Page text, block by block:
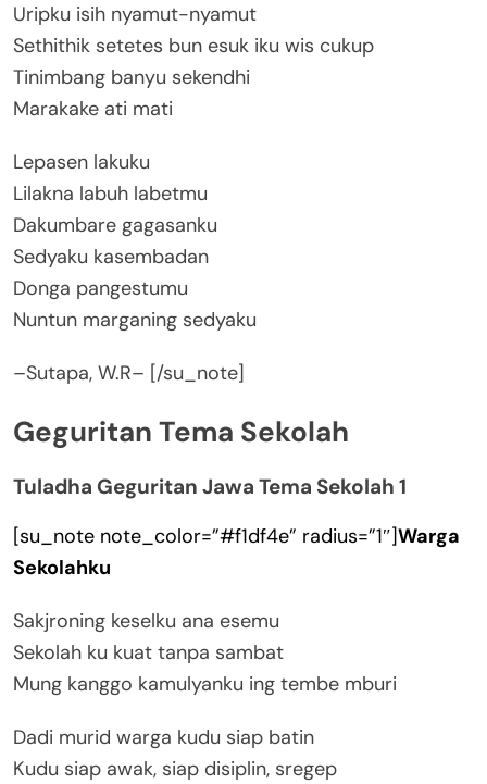
Uripku isih nyamut-nyamut
Sethithik setetes bun esuk iku wis cukup
Tinimbang banyu sekendhi
Marakake ati mati
Lepasen lakuku
Lilakna labuh labetmu
Dakumbare gagasanku
Sedyaku kasembadan
Donga pangestumu
Nuntun marganing sedyaku
–Sutapa, W.R– [/su_note]
Geguritan Tema Sekolah
Tuladha Geguritan Jawa Tema Sekolah 1
[su_note note_color=”#f1df4e” radius=”1″]Warga
Sekolahku
Sakjroning keselku ana esemu
Sekolah ku kuat tanpa sambat
Mung kanggo kamulyanku ing tembe mburi
Dadi murid warga kudu siap batin
Kudu siap awak, siap disiplin, sregep